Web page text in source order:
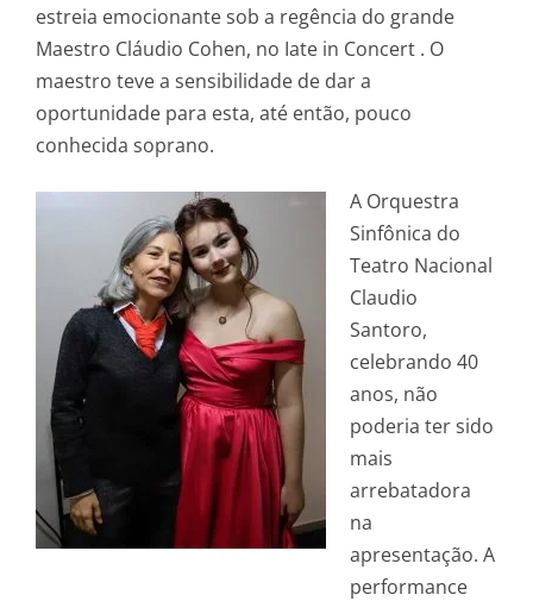
estreia emocionante sob a regência do grande
Maestro Cláudio Cohen, no Iate in Concert . O
maestro teve a sensibilidade de dar a
oportunidade para esta, até então, pouco
conhecida soprano.
A Orquestra
Sinfônica do
Teatro Nacional
Claudio
Santoro,
celebrando 40
anos, não
poderia ter sido
mais
arrebatadora
na
apresentação. A
performance